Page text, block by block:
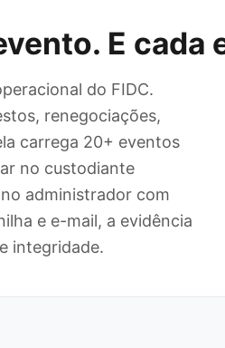
E
do FIDC.
renegociações,
carrega 20+ eventos
no custodiante
administrador com
e e-mail, a evidência
integridade.